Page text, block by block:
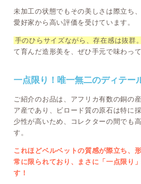
未加工の状態でもその美しさは際立ち
愛好家から高い評価を受けています。
手のひらサイズながら、存在感は抜群。
て育んだ造形美を、ぜひ手元で味わっ
一点限り！唯一無二のディテー
ご紹介のお品は、アフリカ有数の銅の
ア産であり、ビロード質の原石は特に
少性が高いため、コレクターの間でも
す。
これほどベルベットの質感が際立ち、
常に限られており、まさに「一点限り
す！